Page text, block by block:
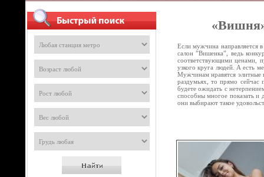
Если мужчина направляется
салон ”Вишенка”, ведь
соответствующими ценами,
узкого круга людей. А есть
Мужчинам нравятся элитные
раздумьях, то прямо сейчас
будете ожидать с
способны многое показать и
они выбирают такое